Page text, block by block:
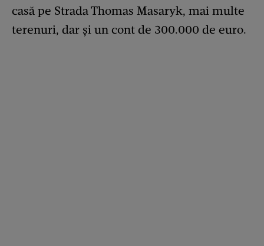
casă pe Strada Thomas Masaryk, mai multe
terenuri, dar şi un cont de 300.000 de euro.